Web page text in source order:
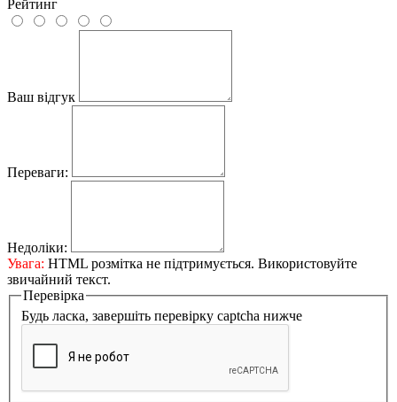
Рейтинг
Ваш відгук
Переваги:
Недоліки:
Увага: HTML розмітка не підтримується. Використовуйте
звичайний текст.
Перевірка
Будь ласка, завершіть перевірку captcha нижче